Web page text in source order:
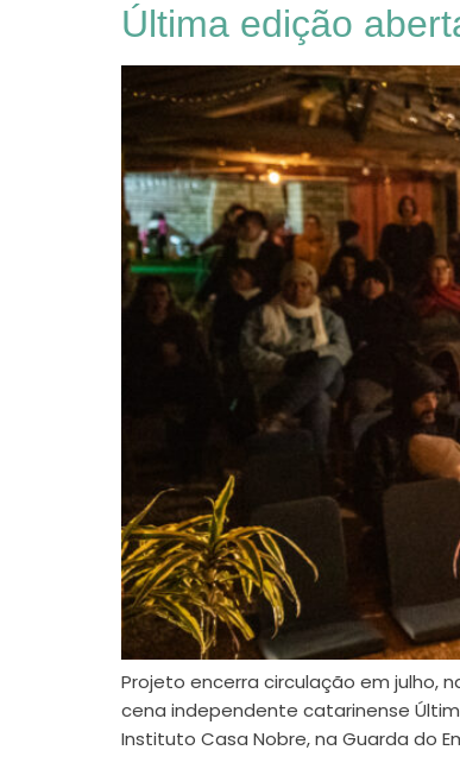
Última edição
Projeto encerra circulação em julho,
cena independente catarinense
Instituto Casa Nobre, na Guarda do